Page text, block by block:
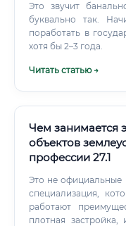
Это звучит
буквально так.
поработать в
хотя бы 2–3 года.
Читать статью →
Чем занимается
объектов
профессии 27.1
Это не официальные
специализация,
работают
плотная застройка,